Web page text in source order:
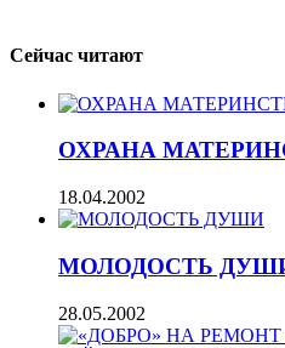
Сейчас читают
ОХРАНА
18.04.2002
МОЛОДОСТЬ
28.05.2002